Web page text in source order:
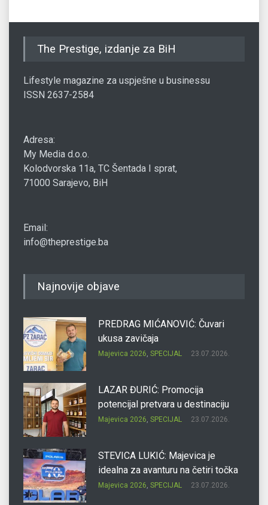
The Prestige, izdanje za BiH
Lifestyle magazine za uspješne u businessu
ISSN 2637-2584
Adresa:
My Media d.o.o.
Kolodvorska 11a, TC Šentada I sprat,
71000 Sarajevo, BiH
Email:
info@theprestige.ba
Najnovije objave
PREDRAG MIĆANOVIĆ: Čuvari
ukusa zavičaja
Majevica 2026, SPECIJAL 23.07.2026.
LAZAR ĐURIĆ: Promocija
potencijal pretvara u destinaciju
Majevica 2026, SPECIJAL 23.07.2026.
STEVICA LUKIĆ: Majevica je
idealna za avanturu na četiri točka
Majevica 2026, SPECIJAL 23.07.2026.